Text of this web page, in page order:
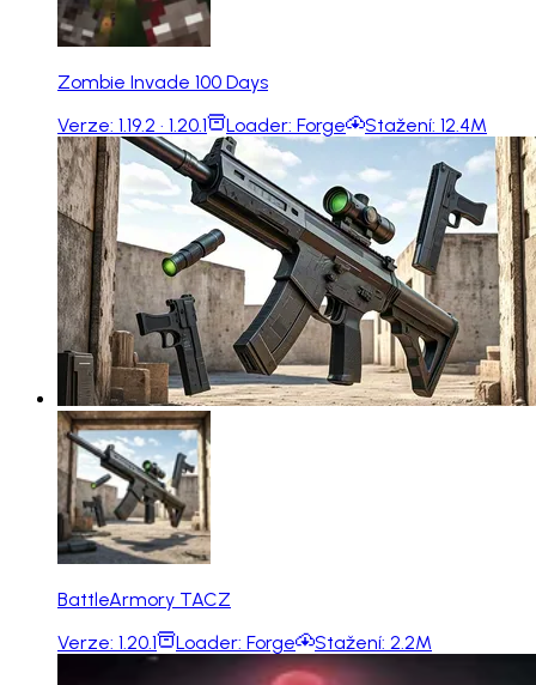
Zombie Invade 100 Days
Verze: 1.19.2 · 1.20.1 Loader: Forge Stažení: 12.4M
BattleArmory TACZ
Verze: 1.20.1 Loader: Forge Stažení: 2.2M